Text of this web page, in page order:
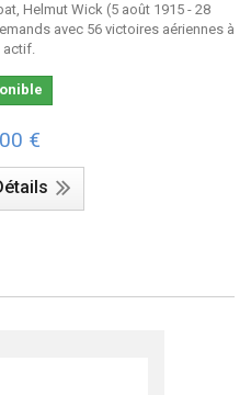
Helmut Wick (5 août 1915 - 28
avec 56 victoires aériennes à
actif.
€